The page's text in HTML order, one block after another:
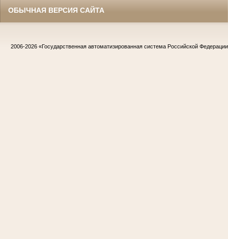
ОБЫЧНАЯ ВЕРСИЯ САЙТА
2006-2026 «Государственная автоматизированная система Российской